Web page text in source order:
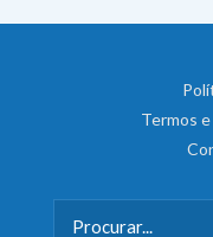
Termos